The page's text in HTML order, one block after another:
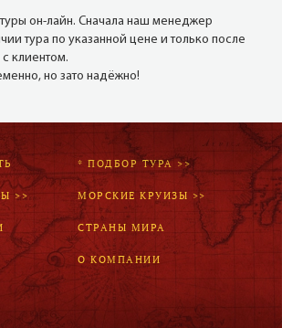
он-лайн. Сначала наш менеджер
тура по указанной цене и только после
с клиентом.
но зато надёжно!
* ПОДБОР ТУРА >>
>> МОРСКИЕ КРУИЗЫ >>
СТРАНЫ МИРА
О КОМПАНИИ